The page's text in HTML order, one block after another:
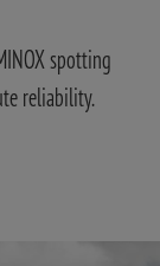
spotting
reliability.